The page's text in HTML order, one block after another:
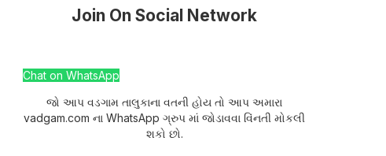
Join On Social Network
Chat on WhatsApp
જો આપ વડગામ તાલુકાના વતની હોય તો આપ અમારા
vadgam.com ના WhatsApp ગ્રુપ માં જોડાવવા વિંનતી મોકલી
શકો છો.